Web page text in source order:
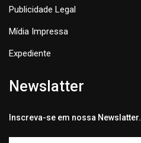
Publicidade Legal
Mídia Impressa
Expediente
Newslatter
Inscreva-se em nossa Newslatter.